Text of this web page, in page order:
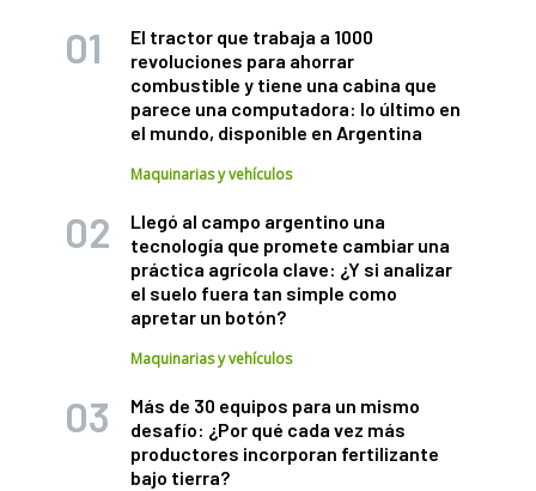
El tractor que trabaja a 1000
revoluciones para ahorrar
combustible y tiene una cabina que
parece una computadora: lo último en
el mundo, disponible en Argentina
Maquinarias y vehículos
Llegó al campo argentino una
tecnología que promete cambiar una
práctica agrícola clave: ¿Y si analizar
el suelo fuera tan simple como
apretar un botón?
Maquinarias y vehículos
Más de 30 equipos para un mismo
desafío: ¿Por qué cada vez más
productores incorporan fertilizante
bajo tierra?